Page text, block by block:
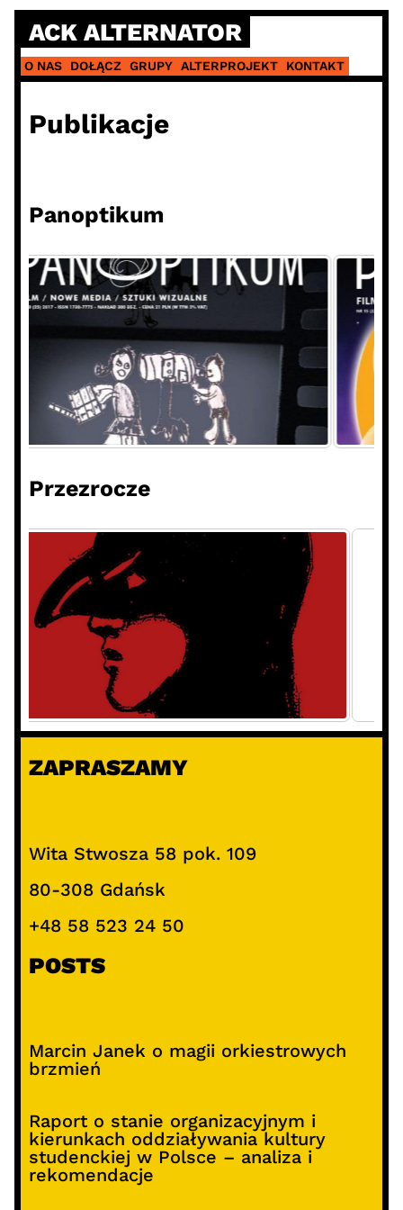
Skip
content
ACK ALTERNATOR
O NAS DOŁĄCZ GRUPY ALTERPROJEKT KONTAKT
Publikacje
Panoptikum
Przezrocze
ZAPRASZAMY
Wita Stwosza 58 pok. 109
80-308 Gdańsk
+48 58 523 24 50
POSTS
Marcin Janek o magii orkiestrowych
brzmień
Raport o stanie organizacyjnym i
kierunkach oddziaływania kultury
studenckiej w Polsce – analiza i
rekomendacje